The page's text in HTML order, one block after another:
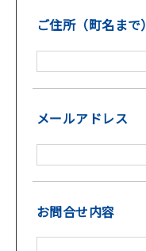
ご住所（町名まで）
メールアドレス
お問合せ内容